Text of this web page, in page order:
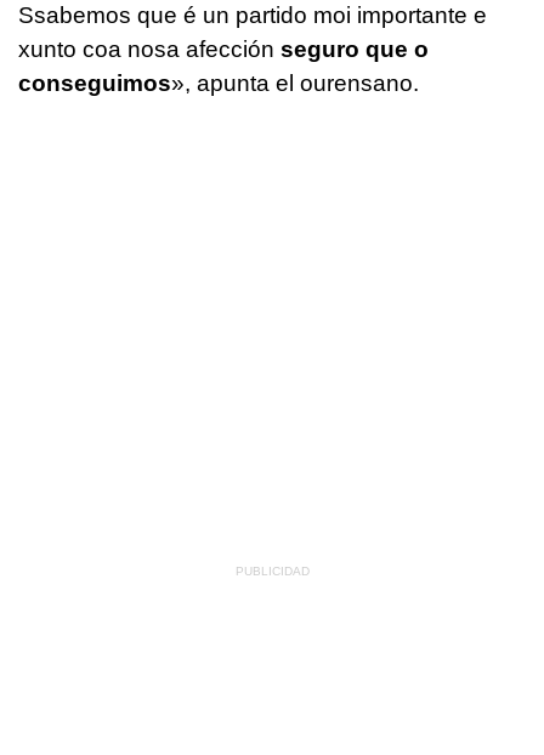
Ssabemos que é un partido moi importante e
xunto coa nosa afección seguro que o
conseguimos», apunta el ourensano.